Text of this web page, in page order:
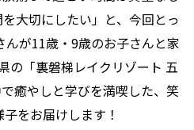
大切にしたい」と、今回とっ
が11歳・9歳のお子さんと家
の「裏磐梯レイクリゾート 五
癒やしと学びを満喫した、笑
をお届けします！